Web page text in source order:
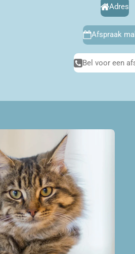
Adres
Afspraak
Bel voor een